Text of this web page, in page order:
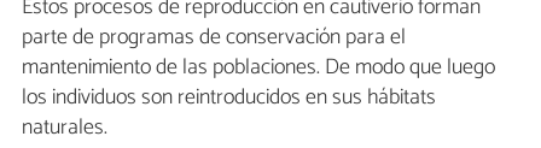
Estos procesos de reproducción en cautiverio forman
parte de programas de conservación para el
mantenimiento de las poblaciones. De modo que luego
los individuos son reintroducidos en sus hábitats
naturales.